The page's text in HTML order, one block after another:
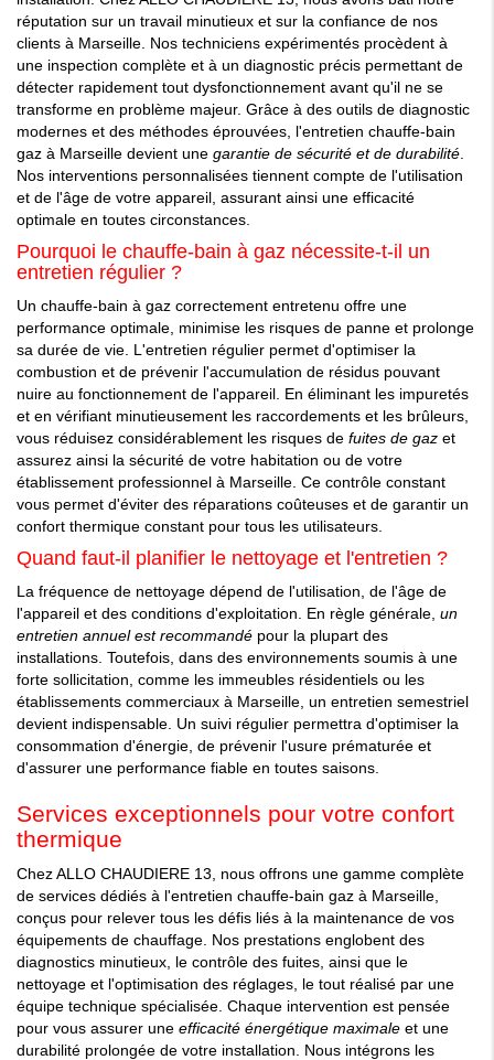
réputation sur un travail minutieux et sur la confiance de nos
clients à Marseille. Nos techniciens expérimentés procèdent à
une inspection complète et à un diagnostic précis permettant de
détecter rapidement tout dysfonctionnement avant qu'il ne se
transforme en problème majeur. Grâce à des outils de diagnostic
modernes et des méthodes éprouvées, l'entretien chauffe-bain
gaz à Marseille devient une garantie de sécurité et de durabilité
Nos interventions personnalisées tiennent compte de l'utilisation
et de l'âge de votre appareil, assurant ainsi une efficacité
optimale en toutes circonstances.
Pourquoi le chauffe-bain à gaz nécessite-t-il un
entretien régulier ?
Un chauffe-bain à gaz correctement entretenu offre une
performance optimale, minimise les risques de panne et prolonge
sa durée de vie. L'entretien régulier permet d'optimiser la
combustion et de prévenir l'accumulation de résidus pouvant
nuire au fonctionnement de l'appareil. En éliminant les impuretés
et en vérifiant minutieusement les raccordements et les brûleurs,
vous réduisez considérablement les risques de fuites de gaz et
assurez ainsi la sécurité de votre habitation ou de votre
établissement professionnel à Marseille. Ce contrôle constant
vous permet d'éviter des réparations coûteuses et de garantir un
confort thermique constant pour tous les utilisateurs.
Quand faut-il planifier le nettoyage et l'entretien ?
La fréquence de nettoyage dépend de l'utilisation, de l'âge de
l'appareil et des conditions d'exploitation. En règle générale, un
entretien annuel est recommandé pour la plupart des
installations. Toutefois, dans des environnements soumis à une
forte sollicitation, comme les immeubles résidentiels ou les
établissements commerciaux à Marseille, un entretien semestriel
devient indispensable. Un suivi régulier permettra d'optimiser la
consommation d'énergie, de prévenir l'usure prématurée et
d'assurer une performance fiable en toutes saisons.
Services exceptionnels pour votre confort
thermique
Chez ALLO CHAUDIERE 13, nous offrons une gamme complète
de services dédiés à l'entretien chauffe-bain gaz à Marseille,
conçus pour relever tous les défis liés à la maintenance de vos
équipements de chauffage. Nos prestations englobent des
diagnostics minutieux, le contrôle des fuites, ainsi que le
nettoyage et l'optimisation des réglages, le tout réalisé par une
équipe technique spécialisée. Chaque intervention est pensée
pour vous assurer une efficacité énergétique maximale et une
durabilité prolongée de votre installation. Nous intégrons les